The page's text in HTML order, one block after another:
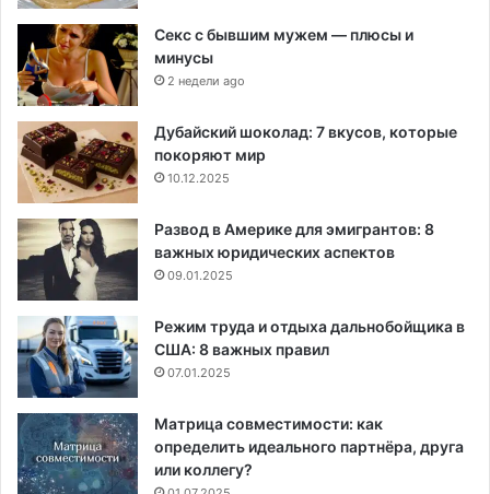
Секс с бывшим мужем — плюсы и
минусы
2 недели ago
Дубайский шоколад: 7 вкусов, которые
покоряют мир
10.12.2025
Развод в Америке для эмигрантов: 8
важных юридических аспектов
09.01.2025
Режим труда и отдыха дальнобойщика в
США: 8 важных правил
07.01.2025
Матрица совместимости: как
определить идеального партнёра, друга
или коллегу?